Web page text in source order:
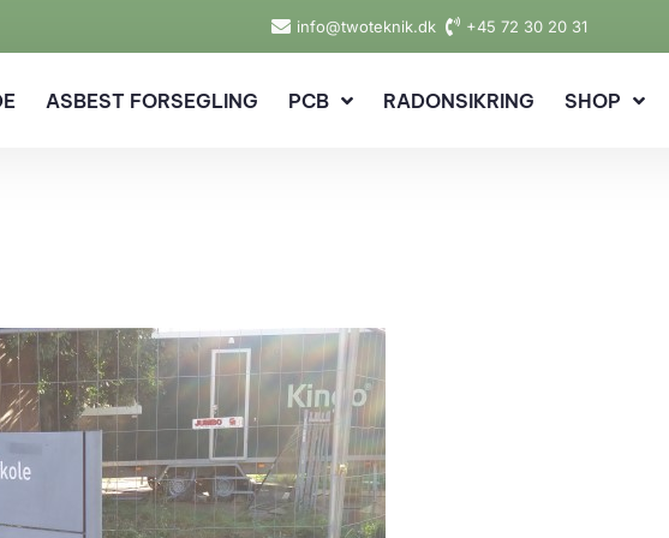
info@twoteknik.dk +45 72 30 20 31
ASBEST FORSEGLING PCB RADONSIKRING SHOP